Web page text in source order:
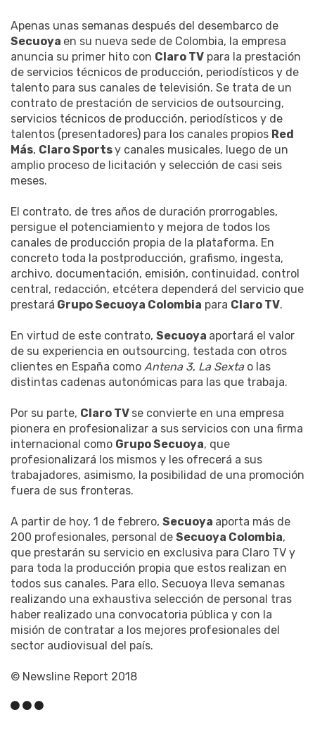
Apenas unas semanas después del desembarco de
Secuoya en su nueva sede de Colombia, la empresa
anuncia su primer hito con Claro TV para la prestación
de servicios técnicos de producción, periodísticos y de
talento para sus canales de televisión. Se trata de un
contrato de prestación de servicios de outsourcing,
servicios técnicos de producción, periodísticos y de
talentos (presentadores) para los canales propios Red
Más, Claro Sportsy canales musicales, luego de un
amplio proceso de licitación y selección de casi seis
meses.
El contrato, de tres años de duración prorrogables,
persigue el potenciamiento y mejora de todos los
canales de producción propia de la plataforma. En
concreto toda la postproducción, grafismo, ingesta,
archivo, documentación, emisión, continuidad, control
central, redacción, etcétera dependerá del servicio que
prestará Grupo Secuoya Colombia para Claro TV.
En virtud de este contrato, Secuoya aportará el valor
de su experiencia en outsourcing, testada con otros
clientes en España como Antena 3, La Sextao las
distintas cadenas autonómicas para las que trabaja.
Por su parte, Claro TV se convierte en una empresa
pionera en profesionalizar a sus servicios con una firma
internacional como Grupo Secuoya, que
profesionalizará los mismos y les ofrecerá a sus
trabajadores, asimismo, la posibilidad de una promoción
fuera de sus fronteras.
A partir de hoy, 1 de febrero, Secuoya aporta más de
200 profesionales, personal de Secuoya Colombia,
que prestarán su servicio en exclusiva para Claro TV y
para toda la producción propia que estos realizan en
todos sus canales. Para ello, Secuoya lleva semanas
realizando una exhaustiva selección de personal tras
haber realizado una convocatoria pública y con la
misión de contratar a los mejores profesionales del
sector audiovisual del país.
© Newsline Report 2018